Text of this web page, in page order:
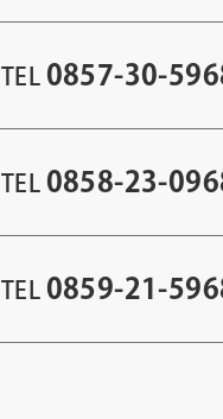
TEL 0857-30-
TEL 0858-23-
TEL 0859-21-